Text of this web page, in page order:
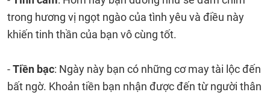
trong hương vị ngọt ngào của tình yêu và điều này
khiến tinh thần của bạn vô cùng tốt.
-Tiền bạc: Ngày này bạn có những cơ may tài lộc đến
bất ngờ. Khoản tiền bạn nhận được đến từ người thân